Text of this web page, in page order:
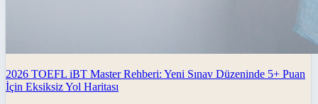
2026 TOEFL iBT Master Rehberi: Yeni Sınav Düzeninde 5+ Puan
İçin Eksiksiz Yol Haritası